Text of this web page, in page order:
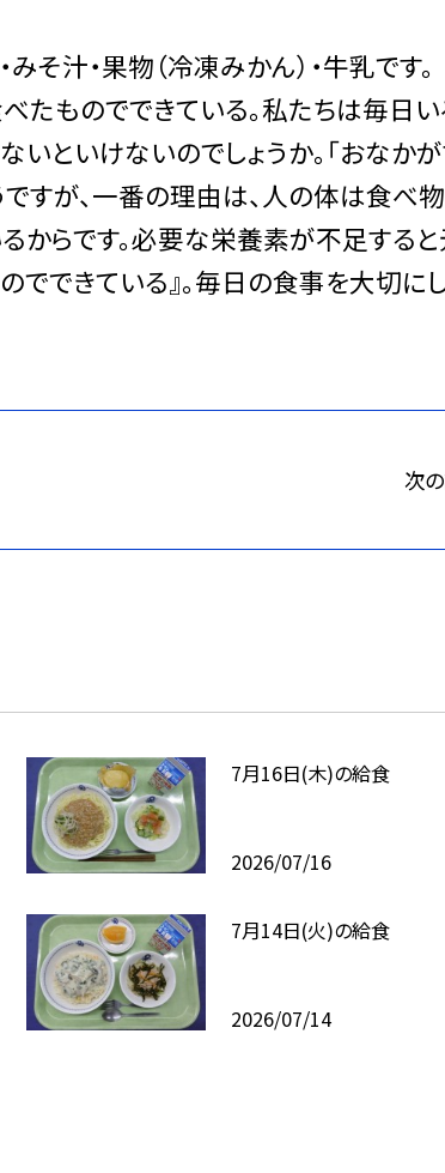
そ汁・果物（冷凍みかん）・牛乳です。
ものでできている。私たちは毎日い
といけないのでしょうか。｢おなか
すが、一番の理由は、人の体は食べ
からです。必要な栄養素が不足する
できている』。毎日の食事を大切に
次
7月16日(木)の給食
2026/07/16
7月14日(火)の給食
2026/07/14